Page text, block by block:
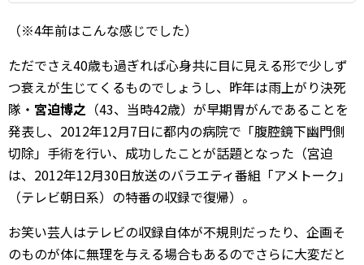
（※4年前はこんな感じでした）
ただでさえ40歳も過ぎれば心身共に目に見える形で少しず
つ衰えが生じてくるものでしょうし、昨年は雨上がり決死
隊・ 宮迫博之 （43、当時42歳）が早期胃がんであることを
発表し、2012年12月7日に都内の病院で「腹腔鏡下幽門側
切除」手術を行い、成功したことが話題となった（宮迫
は、2012年12月30日放送のバラエティ番組「アメトーク」
（テレビ朝日系）の特番の収録で復帰）。
お笑い芸人はテレビの収録自体が不規則だったり、企画そ
のものが体に無理を与える場合もあるのでさらに大変だと